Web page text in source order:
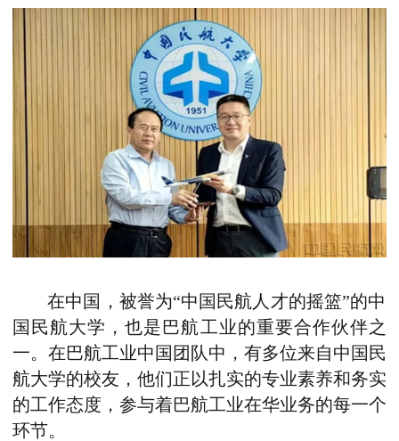
在中国，被誉为“中国民航人才的摇篮”的中
国民航大学，也是巴航工业的重要合作伙伴之
一。在巴航工业中国团队中，有多位来自中国民
航大学的校友，他们正以扎实的专业素养和务实
的工作态度，参与着巴航工业在华业务的每一个
环节。